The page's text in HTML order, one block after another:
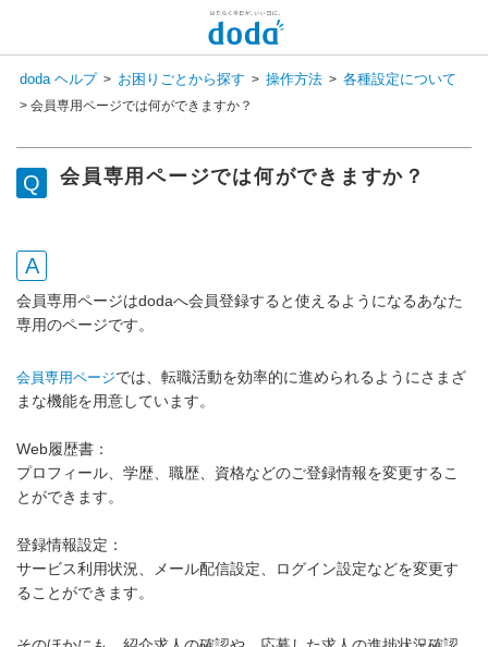
doda ヘルプ > お困りごとから探す > 操作方法 > 各種設定について
> 会員専用ページでは何ができますか？
会員専用ページでは何ができますか？
会員専用ページはdodaへ会員登録すると使えるようになるあなた
専用のページです。
会員専用ページでは、転職活動を効率的に進められるようにさまざ
まな機能を用意しています。
Web履歴書：
プロフィール、学歴、職歴、資格などのご登録情報を変更するこ
とができます。
登録情報設定：
サービス利用状況、メール配信設定、ログイン設定などを変更す
ることができます。